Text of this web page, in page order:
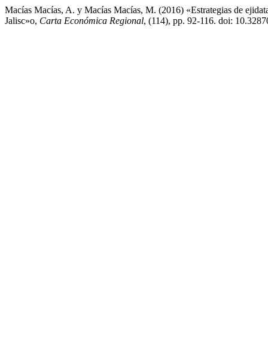
Macías Macías, A. y Macías Macías, M. (2016) «Estrategias de
Jalisc»o, Carta Económica Regional, (114), pp. 92-116. doi: